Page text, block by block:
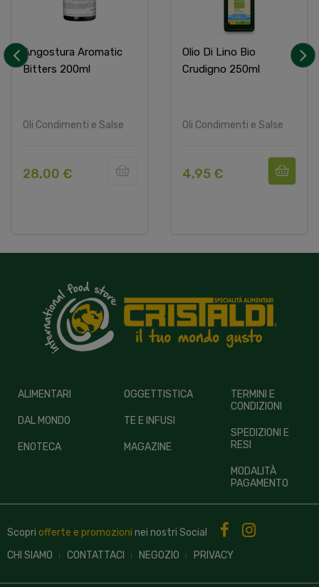
Angostura Aromatic
Bitters 200ml
Oli Condimenti e Salse
28,00 €
Olio Di Lino Bio
Crudigno 250ml
Oli Condimenti e Salse
4,95 €
ALIMENTARI
DAL MONDO
ENOTECA
OGGETTISTICA
TE E INFUSI
MAGAZINE
TERMINI E
CONDIZIONI
SPEDIZIONI E
RESI
MODALITÀ
PAGAMENTO
Scopri offerte e promozioni nei nostri Social
CHI SIAMO
CONTATTACI NEGOZIO PRIVACY